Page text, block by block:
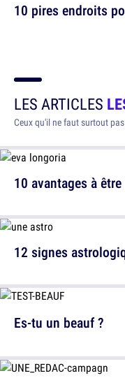
10 pires endroits
LES ARTICLES
Ceux qu'il ne faut surtout
10 avantages à
12 signes
Es-tu un beauf ?